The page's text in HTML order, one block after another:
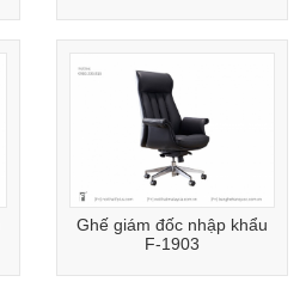
Ghế giám đốc nhập khẩu
F-1903